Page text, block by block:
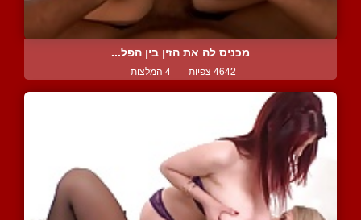
מכניס לה את הזין בין הפל...
4642 צפיות | 4 המלצות